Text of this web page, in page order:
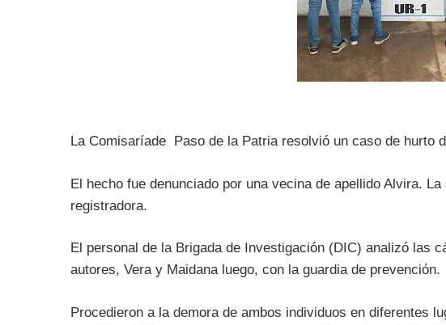
La Comisaríade Paso de la Patria resolvió un caso de hurto
El hecho fue denunciado por una vecina de apellido Alvira.
registradora.
El personal de la Brigada de Investigación (DIC) analizó las
autores, Vera y Maidana luego, con la guardia de prevención.
Procedieron a la demora de ambos individuos en diferentes